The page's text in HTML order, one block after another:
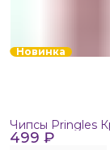
Новинка
499 ₽
Чипсы Pringles